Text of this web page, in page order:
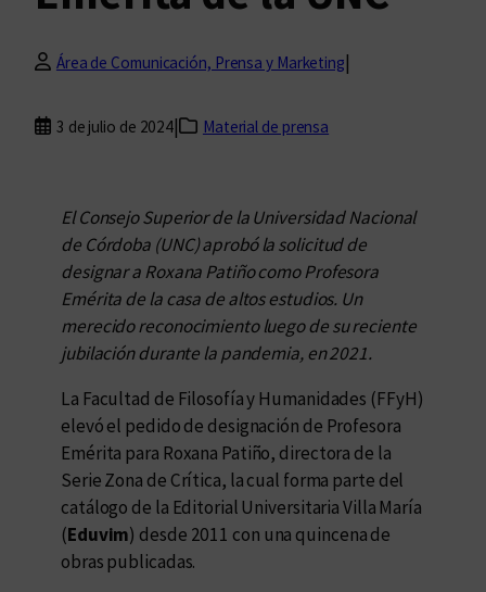
Área de Comunicación, Prensa y Marketing|
3 de julio de 2024| Material de prensa
El Consejo Superior de la Universidad Nacional
de Córdoba (UNC) aprobó la solicitud de
designar a Roxana Patiño como Profesora
Emérita de la casa de altos estudios. Un
merecido reconocimiento luego de su reciente
jubilación durante la pandemia, en 2021.
La Facultad de Filosofía y Humanidades (FFyH)
elevó el pedido de designación de Profesora
Emérita para Roxana Patiño, directora de la
Serie Zona de Crítica, la cual forma parte del
catálogo de la Editorial Universitaria Villa María
(Eduvim) desde 2011 con una quincena de
obras publicadas.